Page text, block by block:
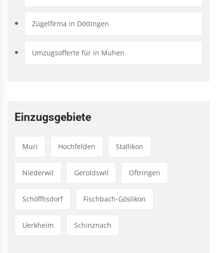
Zügelfirma in Döttingen
Umzugsofferte für in Muhen
Einzugsgebiete
Muri Hochfelden Stallikon
Niederwil Geroldswil Oftringen
Schöfflisdorf Fischbach-Göslikon
Uerkheim Schinznach